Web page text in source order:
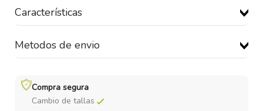
Características
Metodos de envio
Compra segura
Cambio de tallas